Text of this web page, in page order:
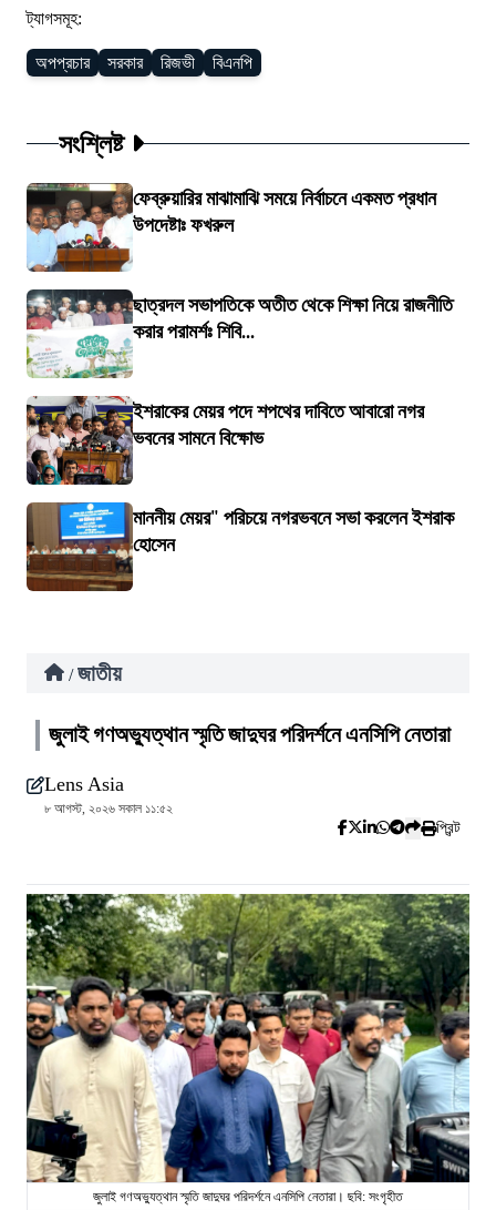
ট্যাগসমূহ:
অপপ্রচার সরকার রিজভী বিএনপি
সংশ্লিষ্ট
ফেব্রুয়ারির মাঝামাঝি সময়ে নির্বাচনে একমত প্রধান
উপদেষ্টাঃ ফখরুল
ছাত্রদল সভাপতিকে অতীত থেকে শিক্ষা নিয়ে রাজনীতি
করার পরামর্শঃ শিবি...
ইশরাকের মেয়র পদে শপথের দাবিতে আবারো নগর
ভবনের সামনে বিক্ষোভ
মাননীয় মেয়র" পরিচয়ে নগরভবনে সভা করলেন ইশরাক
হোসেন
/ জাতীয়
জুলাই গণঅভ্যুত্থান স্মৃতি জাদুঘর পরিদর্শনে এনসিপি নেতারা
Lens Asia
৮ আগস্ট, ২০২৬ সকাল ১১:৫২
প্রিন্ট
জুলাই গণঅভ্যুত্থান স্মৃতি জাদুঘর পরিদর্শনে এনসিপি নেতারা। ছবি: সংগৃহীত